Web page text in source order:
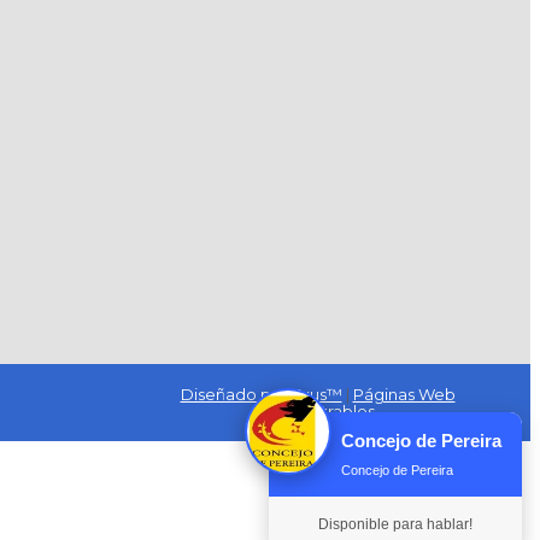
Diseñado por Exus™ | Páginas Web
Administrables